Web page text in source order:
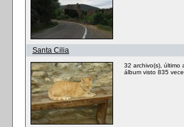
Santa Cilia
32 archivo(s), último
álbum visto 835